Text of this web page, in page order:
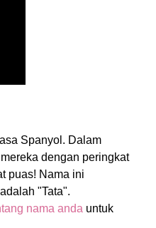
Spanyol. Dalam
dengan peringkat
puas! Nama ini
"Tata".
nama anda untuk